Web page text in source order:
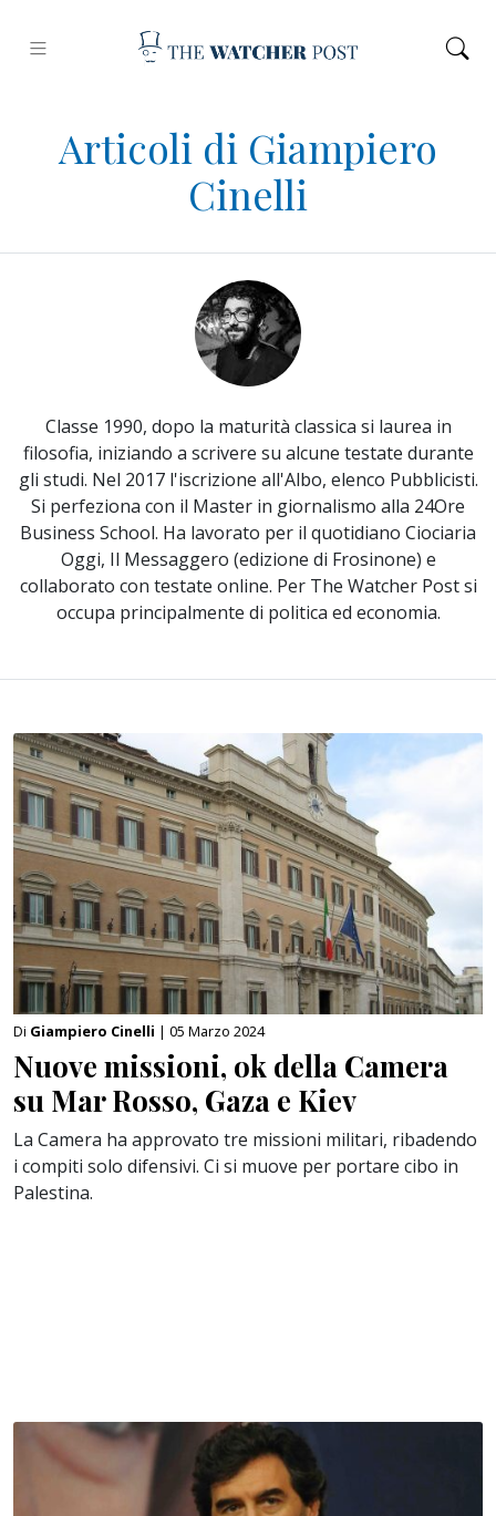
Articoli di Giampiero
Cinelli
Classe 1990, dopo la maturità classica si laurea in
filosofia, iniziando a scrivere su alcune testate durante
gli studi. Nel 2017 l'iscrizione all'Albo, elenco Pubblicisti.
Si perfeziona con il Master in giornalismo alla 24Ore
Business School. Ha lavorato per il quotidiano Ciociaria
Oggi, Il Messaggero (edizione di Frosinone) e
collaborato con testate online. Per The Watcher Post si
occupa principalmente di politica ed economia.
Di Giampiero Cinelli | 05 Marzo 2024
Nuove missioni, ok della Camera
su Mar Rosso, Gaza e Kiev
La Camera ha approvato tre missioni militari, ribadendo
i compiti solo difensivi. Ci si muove per portare cibo in
Palestina.